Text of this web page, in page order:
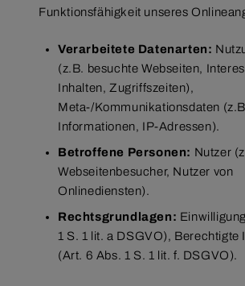
Funktionsfähigkeit unseres
Verarbeitete Datenarten:
(z.B. besuchte Webseiten,
Inhalten, Zugriffszeiten),
Meta-/Kommunikationsdaten
Informationen, IP-Adressen).
Betroffene Personen: Nutzer
Webseitenbesucher, Nutzer von
Onlinediensten).
Rechtsgrundlagen:
1 S. 1 lit. a DSGVO), Berechtigte
(Art. 6 Abs. 1 S. 1 lit. f. DSGVO).